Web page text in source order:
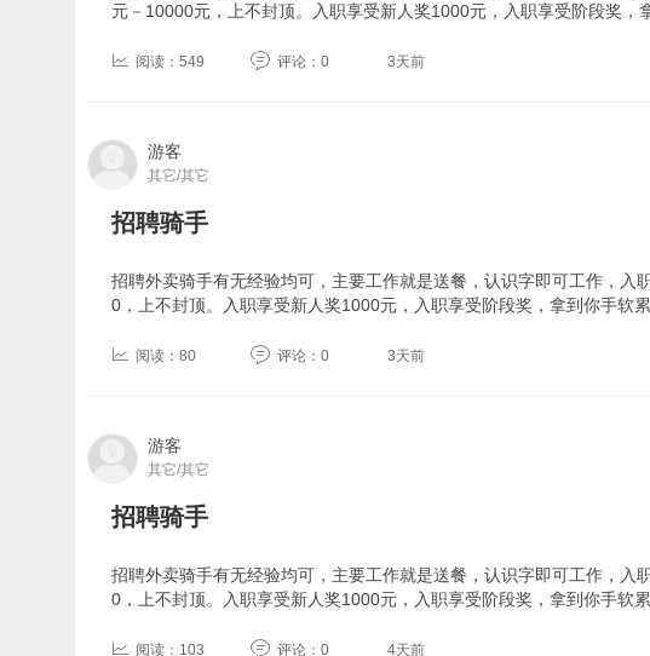
元－10000元，上不封顶。入职享受新人奖1000元，入职享受阶段奖，
阅读：549 评论：0 3天前
游客
其它/其它
招聘骑手
招聘外卖骑手有无经验均可，主要工作就是送餐，认识字即可工作，入
0，上不封顶。入职享受新人奖1000元，入职享受阶段奖，拿到你手软
阅读：80 评论：0 3天前
游客
其它/其它
招聘骑手
招聘外卖骑手有无经验均可，主要工作就是送餐，认识字即可工作，入
0，上不封顶。入职享受新人奖1000元，入职享受阶段奖，拿到你手软
阅读：103 评论：0 4天前